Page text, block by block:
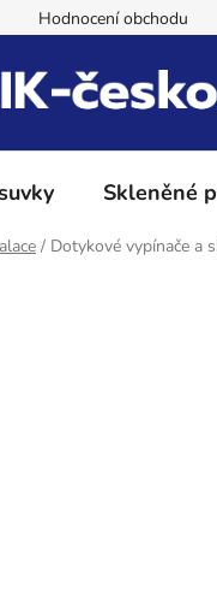
Hodnocení obchodu
Skleněné
/ Dotykové vypínače a